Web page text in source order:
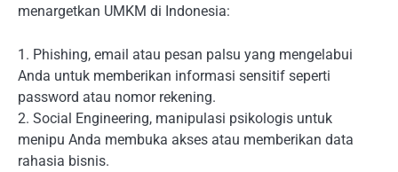
menargetkan UMKM di Indonesia:
1. Phishing, email atau pesan palsu yang mengelabui
Anda untuk memberikan informasi sensitif seperti
password atau nomor rekening.
2. Social Engineering, manipulasi psikologis untuk
menipu Anda membuka akses atau memberikan data
rahasia bisnis.